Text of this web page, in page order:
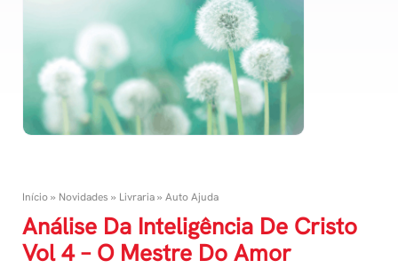
Início» Novidades » Livraria» Auto Ajuda
Análise Da Inteligência De Cristo
Vol 4 – O Mestre Do Amor